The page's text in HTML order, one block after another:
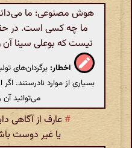
هوش مصنوعی: ما
ما چه کسی است. در
نیست که بوعلی سینا آن
اخطار: برگردان‌های
بسیاری از موارد نادرستند.
می‌توانید آن
# عارف از آگاهی
یا غیر دوست